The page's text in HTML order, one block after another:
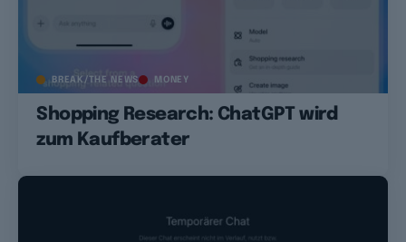
BREAK/THE NEWS MONEY
Shopping Research: ChatGPT wird
zum Kaufberater